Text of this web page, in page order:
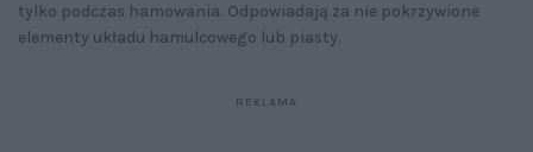
tylko podczas hamowania. Odpowiadają za nie pokrzywione
elementy układu hamulcowego lub piasty.